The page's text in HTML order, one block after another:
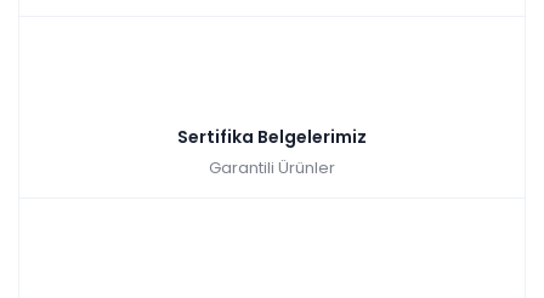
Sertifika Belgelerimiz
Garantili Ürünler